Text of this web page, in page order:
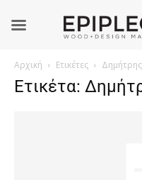
Αρχική Ετικέτες
Ετικέτα: